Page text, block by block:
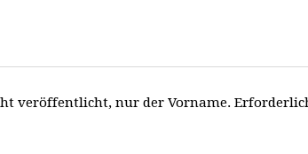
veröffentlicht, nur der Vorname.